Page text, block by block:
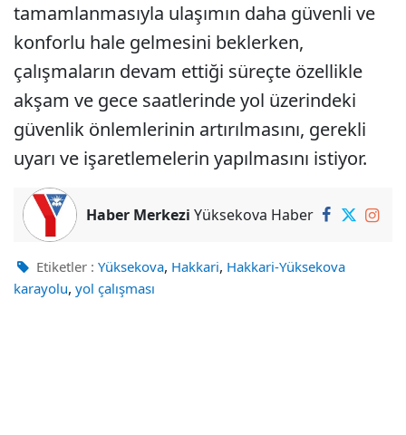
tamamlanmasıyla ulaşımın daha güvenli ve
konforlu hale gelmesini beklerken,
çalışmaların devam ettiği süreçte özellikle
akşam ve gece saatlerinde yol üzerindeki
güvenlik önlemlerinin artırılmasını, gerekli
uyarı ve işaretlemelerin yapılmasını istiyor.
Haber Merkezi Yüksekova Haber
Etiketler : Yüksekova, Hakkari, Hakkari-Yüksekova
karayolu, yol çalışması